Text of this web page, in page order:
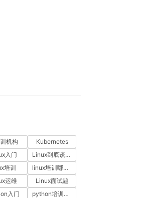
机构
Kubernetes
入门
Linux到底该怎样学？
培训
linux培训哪家好
运维
Linux面试题
入门
python培训哪家好